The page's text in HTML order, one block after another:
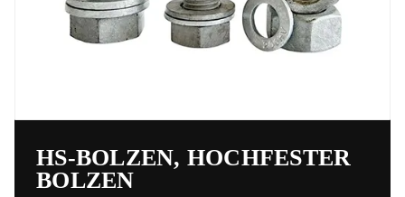
HS-BOLZEN, HOCHFESTER
BOLZEN